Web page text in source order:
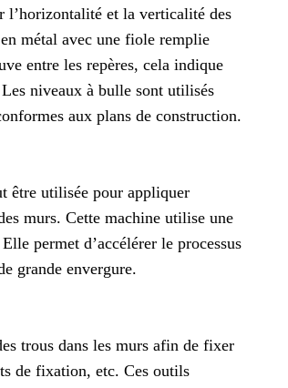
et la verticalité des
métal avec une fiole remplie
entre les repères, cela indique
niveaux à bulle sont utilisés
aux plans de construction.
être utilisée pour appliquer
murs. Cette machine utilise une
permet d’accélérer le processus
grande envergure.
trous dans les murs afin de fixer
de fixation, etc. Ces outils